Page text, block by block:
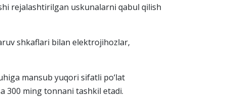
rejalashtirilgan uskunalarni qabul qilish
shkaflari bilan elektrojihozlar,
mansub yuqori sifatli po‘lat
300 ming tonnani tashkil etadi.